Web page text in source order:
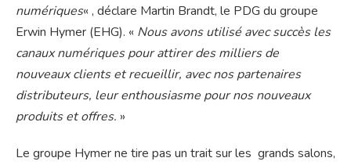
numériques« , déclare Martin Brandt, le PDG du groupe
Erwin Hymer (EHG). « Nous avons utilisé avec succès les
canaux numériques pour attirer des milliers de
nouveaux clients et recueillir, avec nos partenaires
distributeurs, leur enthousiasme pour nos nouveaux
produits et offres. »
Le groupe Hymer ne tire pas un trait sur les grands salons,